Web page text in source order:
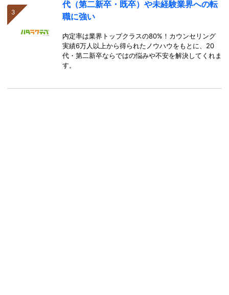
代（第二新卒・既卒）や未経験業界への転
職に強い
内定率は業界トップクラスの80%！カウンセリング
実績6万人以上から得られたノウハウをもとに、20
代・第二新卒ならではの悩みや不安を解決してくれま
す。